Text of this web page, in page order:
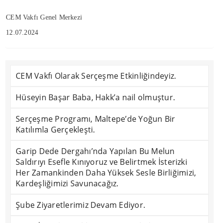
CEM Vakfı Genel Merkezi
12.07.2024
CEM Vakfı Olarak Serçeşme Etkinliğindeyiz.
Hüseyin Başar Baba, Hakk’a nail olmuştur.
Serçeşme Programı, Maltepe’de Yoğun Bir
Katılımla Gerçekleşti.
Garip Dede Dergahı’nda Yapılan Bu Melun
Saldırıyı Esefle Kınıyoruz ve Belirtmek İsterizki
Her Zamankinden Daha Yüksek Sesle Birliğimizi,
Kardeşliğimizi Savunacağız.
Şube Ziyaretlerimiz Devam Ediyor.